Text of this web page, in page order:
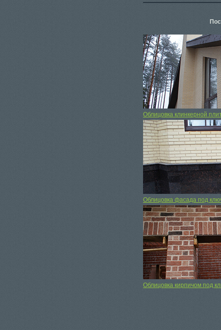
Облицовка клинкерной
Облицовка фасада под
Облицовка кирпичом под